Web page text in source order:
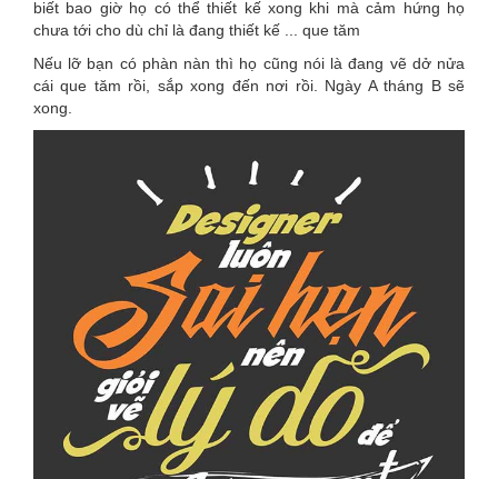
biết bao giờ họ có thể thiết kế xong khi mà cảm hứng họ
chưa tới cho dù chỉ là đang thiết kế ... que tăm
Nếu lỡ bạn có phàn nàn thì họ cũng nói là đang vẽ dở nửa
cái que tăm rồi, sắp xong đến nơi rồi. Ngày A tháng B sẽ
xong.